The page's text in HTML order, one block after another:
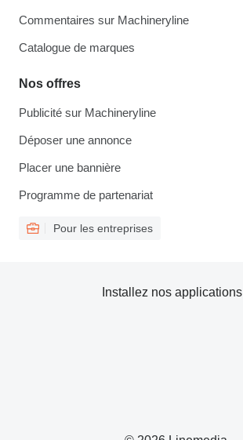
Commentaires sur Machineryline
Catalogue de marques
Nos offres
Publicité sur Machineryline
Déposer une annonce
Placer une bannière
Programme de partenariat
Pour les entreprises
Installez nos applications